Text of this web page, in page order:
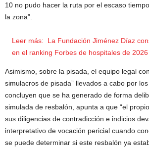
10 no pudo hacer la ruta por el escaso
la zona”.
Leer más:
La Fundación Jiménez Díaz
en el ranking Forbes de hospitales de 2026
Asimismo, sobre la pisada, el equipo legal
simulacros de pisada” llevados a cabo por
concluyen que se ha generado de forma
simulada de resbalón, apunta a que “el
sus diligencias de contradicción e indicios
interpretativo de vocación pericial cuando
se puede determinar si este resbalón ya